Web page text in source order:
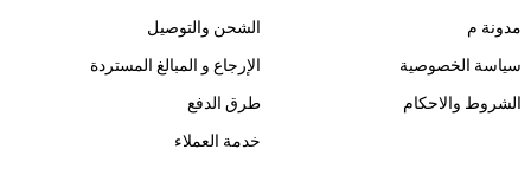
مدونة م
سياسة الخصوصية
الشروط والاحكام
الشحن والتوصيل
الإرجاع و المبالغ المستردة
طرق الدفع
خدمة العملاء